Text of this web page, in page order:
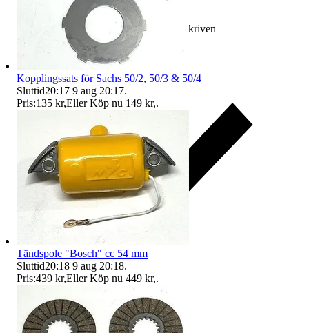
Ersättning om varan inte är som beskriven
Ersättning om du inte får din vara
Kopplingssats för Sachs 50/2, 50/3 & 50/4
Sluttid20:17 9 aug 20:17.
Pris:135 kr,Eller Köp nu 149 kr,.
Tändspole "Bosch" cc 54 mm
Sluttid20:18 9 aug 20:18.
Pris:439 kr,Eller Köp nu 449 kr,.